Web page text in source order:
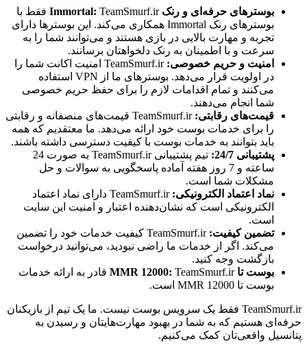
بوسترهای حرفه‌ای و رنک Immortal:
TeamSmurf.ir فقط با
بوسترهای رنک Immortal همکاری می‌کند. این بوسترها دارای
تجربه و مهارت بالایی در بازی هستند و می‌توانند شما را به
سرعت و با اطمینان به رنک دلخواهتان برسانند.
امنیت و حریم خصوصی:
TeamSmurf.ir امنیت اکانت شما را
در اولویت قرار می‌دهد. بوسترهای ما از VPN استفاده
می‌کنند و تمام اقدامات لازم را برای حفظ حریم خصوصی
شما انجام می‌دهند.
قیمت‌های رقابتی:
TeamSmurf.ir قیمت‌های منصفانه و رقابتی
را برای خدمات بوست خود ارائه می‌دهد. ما معتقدیم که همه
باید بتوانند به خدمات بوست با کیفیت دسترسی داشته باشند.
پشتیبانی 24/7:
تیم پشتیبانی TeamSmurf.ir به صورت 24
ساعته و 7 روز هفته آماده پاسخگویی به سوالات و حل
مشکلات شما است.
نماد اعتماد الکترونیکی:
TeamSmurf.ir دارای نماد اعتماد
الکترونیکی است که نشان‌دهنده اعتبار و امنیت این سایت
است.
تضمین کیفیت:
TeamSmurf.ir کیفیت خدمات خود را تضمین
می‌کند. اگر از خدمات ما راضی نبودید، می‌توانید درخواست
بازگشت وجه کنید.
بوست تا MMR 12000:
TeamSmurf.ir قادر به ارائه خدمات
بوست تا MMR 12000 است.
TeamSmurf.ir فقط یک سرویس بوست نیست. ما یک تیم از بازیکنان
حرفه‌ای هستیم که به شما در بهبود مهارت‌هایتان و رسیدن به
پتانسیل واقعی‌تان کمک می‌کنیم.